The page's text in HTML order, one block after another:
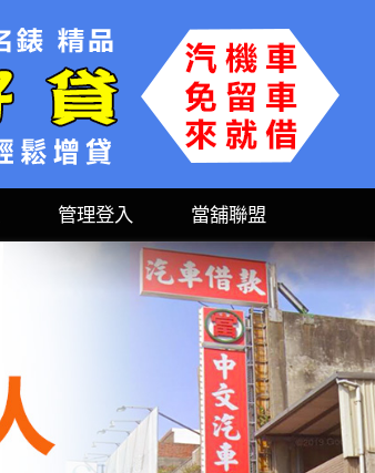
管理登入 當舖聯盟